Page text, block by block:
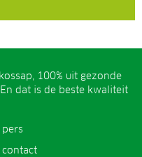
100% uit gezonde
dat is de beste kwaliteit
pers
contact